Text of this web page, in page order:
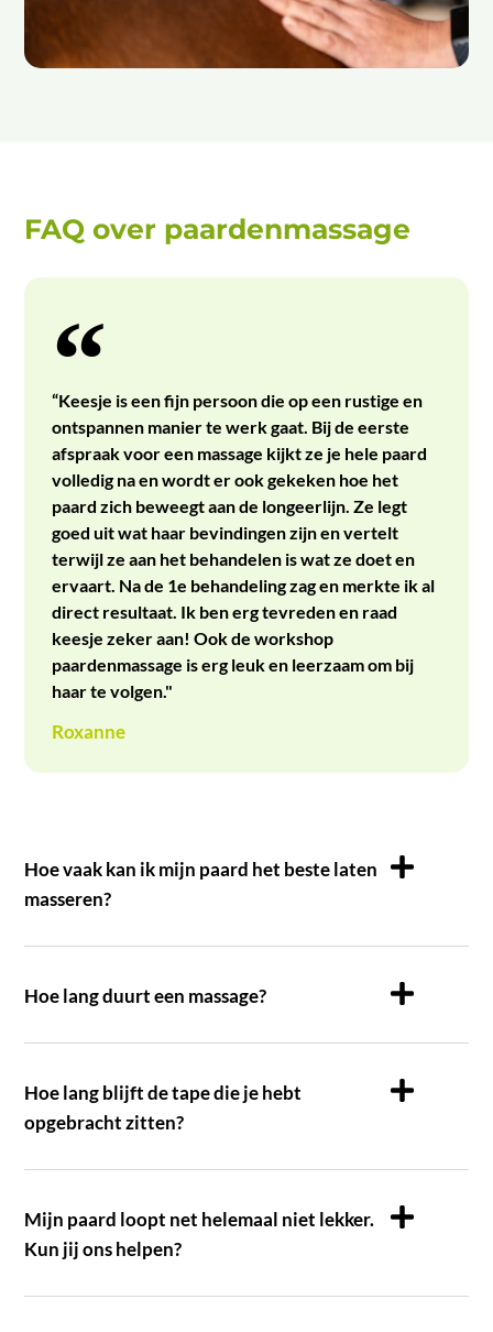
FAQ over paardenmassage
“Keesje is een fijn persoon die op een rustige en
ontspannen manier te werk gaat. Bij de eerste
afspraak voor een massage kijkt ze je hele paard
volledig na en wordt er ook gekeken hoe het
paard zich beweegt aan de longeerlijn. Ze legt
goed uit wat haar bevindingen zijn en vertelt
terwijl ze aan het behandelen is wat ze doet en
ervaart. Na de 1e behandeling zag en merkte ik al
direct resultaat. Ik ben erg tevreden en raad
keesje zeker aan! Ook de workshop
paardenmassage is erg leuk en leerzaam om bij
haar te volgen."
Roxanne
Hoe vaak kan ik mijn paard het beste laten
masseren?
Hoe lang duurt een massage?
Hoe lang blijft de tape die je hebt
opgebracht zitten?
Mijn paard loopt net helemaal niet lekker.
Kun jij ons helpen?